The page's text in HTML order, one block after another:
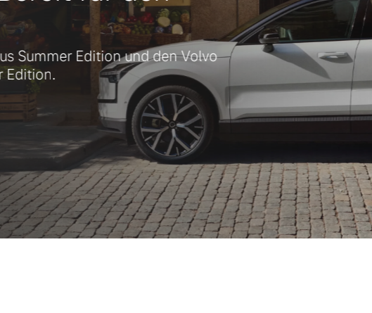
Summer Edition und den Volvo